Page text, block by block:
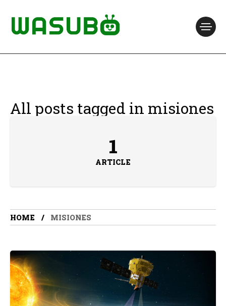
All posts tagged in misiones
1
ARTICLE
HOME MISIONES